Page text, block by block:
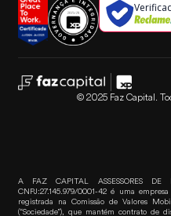
© 2025 Faz Capital.
A FAZ CAPITAL ASSESSORES
CNPJ:27.145.979/0001-42 é uma
registrada na Comissão de Valores
(“Sociedade”), que mantém contrato de